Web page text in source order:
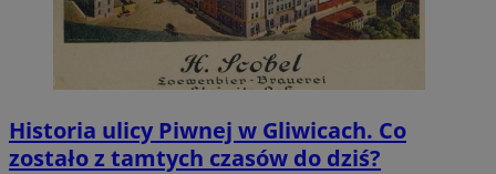
Historia ulicy Piwnej w Gliwicach. Co
zostało z tamtych czasów do dziś?